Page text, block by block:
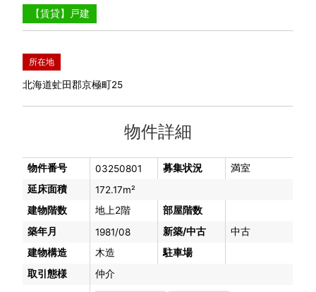
【賃貸】戸建
所在地
北海道虻田郡京極町25
物件詳細
物件番号 03250801 募集状況
満室
延床面積
172.17m²
建物階数
地上2階
部屋階数
築年月
1981/08 新築/中古
中古
建物構造
木造
駐車場
取引態様
仲介